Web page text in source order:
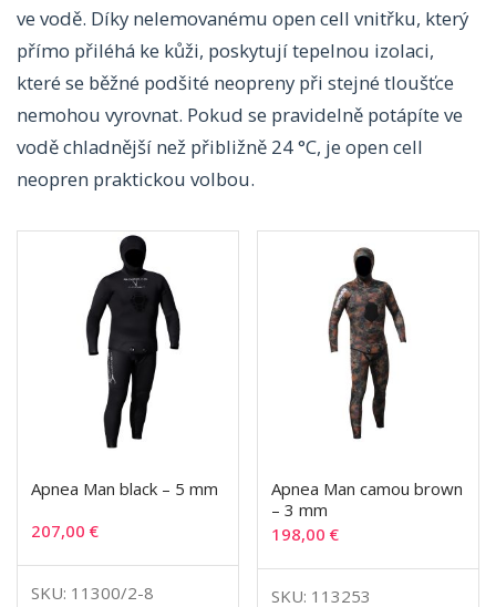
ve vodě. Díky nelemovanému open cell vnitřku, který
přímo přiléhá ke kůži, poskytují tepelnou izolaci,
které se běžné podšité neopreny při stejné tloušťce
nemohou vyrovnat. Pokud se pravidelně potápíte ve
vodě chladnější než přibližně 24 °C, je open cell
neopren praktickou volbou.
Apnea Man black – 5 mm
207,00 €
SKU: 11300/2-8
Apnea Man camou brown
– 3 mm
198,00€
SKU: 113253